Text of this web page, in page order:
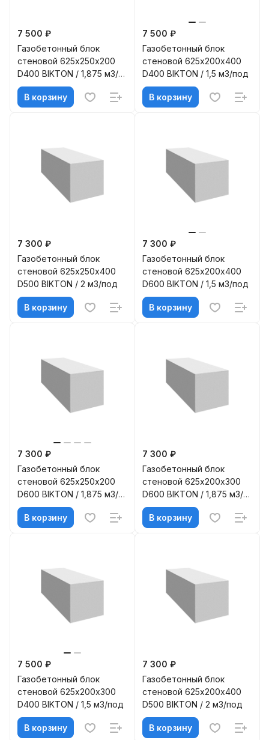
7 500 ₽
Газобетонный блок
стеновой 625х250х200
D400 BIKTON / 1,875 м3/
под
В корзину
7 500 ₽
Газобетонный блок
стеновой 625х200х400
D400 BIKTON / 1,5 м3/под
В корзину
7 300 ₽
Газобетонный блок
стеновой 625х250х400
D500 BIKTON / 2 м3/под
В корзину
7 300 ₽
Газобетонный блок
стеновой 625х200х400
D600 BIKTON / 1,5 м3/под
В корзину
7 300 ₽
Газобетонный блок
стеновой 625х250х200
D600 BIKTON / 1,875 м3/
под
В корзину
7 300 ₽
Газобетонный блок
стеновой 625х200х300
D600 BIKTON / 1,875 м3/
под
В корзину
7 500 ₽
Газобетонный блок
стеновой 625х200х300
D400 BIKTON / 1,5 м3/под
В корзину
7 300 ₽
Газобетонный блок
стеновой 625х200х400
D500 BIKTON / 2 м3/под
В корзину